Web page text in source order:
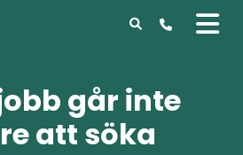
går inte
att söka